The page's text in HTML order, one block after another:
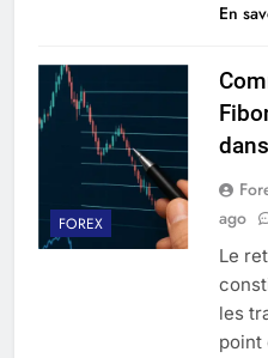
En
FOREX
ago
Le
les
point